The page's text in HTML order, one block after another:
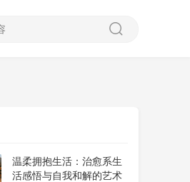
温柔拥抱生活：治愈系生
活感悟与自我和解的艺术